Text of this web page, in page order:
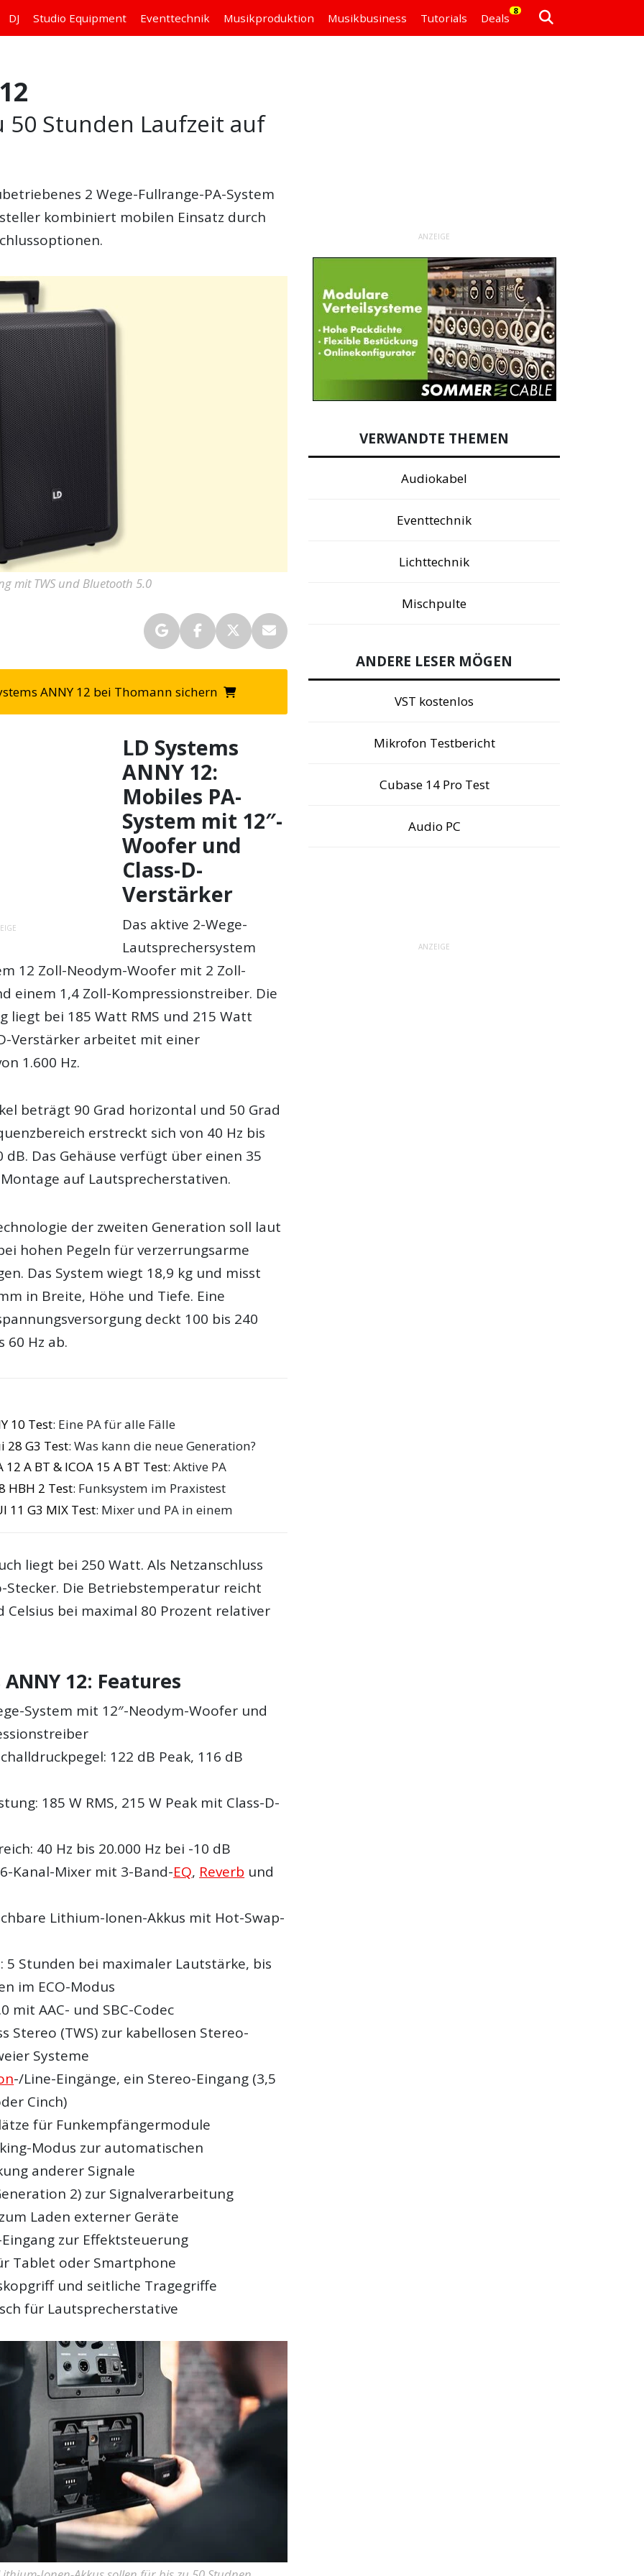
DJ Studio Equipment Eventtechnik Musikproduktion Musikbusiness Tutorials Deals
8
Stunden Laufzeit auf
2 Wege-Fullrange-PA-System
kombiniert mobilen Einsatz durch
mit TWS und Bluetooth 5.0
ANNY 12 bei Thomann sichern
LD Systems
ANNY 12:
Mobiles PA-
System mit 12″-
Woofer und
Class-D-
Verstärker
Das aktive 2-Wege-
Lautsprechersystem
12 Zoll-Neodym-Woofer mit 2 Zoll-
einem 1,4 Zoll-Kompressionstreiber. Die
liegt bei 185 Watt RMS und 215 Watt
Verstärker arbeitet mit einer
1.600 Hz.
beträgt 90 Grad horizontal und 50 Grad
erstreckt sich von 40 Hz bis
dB. Das Gehäuse verfügt über einen 35
auf Lautsprecherstativen.
der zweiten Generation soll laut
hohen Pegeln für verzerrungsarme
Das System wiegt 18,9 kg und misst
in Breite, Höhe und Tiefe. Eine
deckt 100 bis 240
60 Hz ab.
10 Test: Eine PA für alle Fälle
28 G3 Test: Was kann die neue Generation?
12 A BT & ICOA 15 A BT Test: Aktive PA
HBH 2 Test: Funksystem im Praxistest
11 G3 MIX Test: Mixer und PA in einem
liegt bei 250 Watt. Als Netzanschluss
Stecker. Die Betriebstemperatur reicht
Celsius bei maximal 80 Prozent relativer
ANNY 12: Features
System mit 12″-Neodym-Woofer und
122 dB Peak, 116 dB
185 W RMS, 215 W Peak mit Class-D-
40 Hz bis 20.000 Hz bei -10 dB
Kanal-Mixer mit 3-Band-EQ, Reverb und
Lithium-Ionen-Akkus mit Hot-Swap-
5 Stunden bei maximaler Lautstärke, bis
im ECO-Modus
mit AAC- und SBC-Codec
Stereo (TWS) zur kabellosen Stereo-
Systeme
-/Line-Eingänge, ein Stereo-Eingang (3,5
Cinch)
für Funkempfängermodule
Modus zur automatischen
anderer Signale
2) zur Signalverarbeitung
Laden externer Geräte
zur Effektsteuerung
Tablet oder Smartphone
und seitliche Tragegriffe
für Lautsprecherstative
ANZEIGE
VERWANDTE THEMEN
Audiokabel
Eventtechnik
Lichttechnik
Mischpulte
ANDERE LESER MÖGEN
VST kostenlos
Mikrofon Testbericht
Cubase 14 Pro Test
Audio PC
ANZEIGE